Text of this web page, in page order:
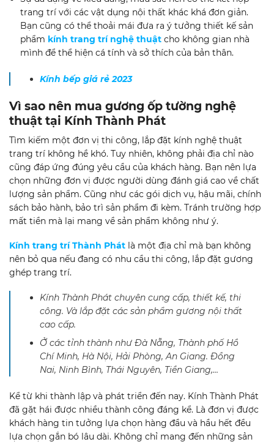
trang trí với các vật dụng nội thất khác khá đơn giản.
Bạn cũng có thể thoải mái đưa ra ý tưởng thiết kế sản
phẩm kính trang trí nghệ thuật cho không gian nhà
mình để thể hiện cá tính và sở thích của bản thân.
Kính bếp giá rẻ 2023
Vì sao nên mua gương ốp tường nghệ
thuật tại Kính Thành Phát
Tìm kiếm một đơn vị thi công, lắp đặt kính nghệ thuật
trang trí không hề khó. Tuy nhiên, không phải địa chỉ nào
cũng đáp ứng đúng yêu cầu của khách hàng. Bạn nên lựa
chọn những đơn vị được người dùng đánh giá cao về chất
lượng sản phẩm. Cũng như các gói dịch vụ, hậu mãi, chính
sách bảo hành, bảo trì sản phẩm đi kèm. Tránh trường hợp
mất tiền mà lại mang về sản phẩm không như ý.
Kính trang trí Thành Phát là một địa chỉ mà bạn không
nên bỏ qua nếu đang có nhu cầu thi công, lắp đặt gương
ghép trang trí.
Kính Thành Phát chuyên cung cấp, thiết kế, thi
công. Và lắp đặt các sản phẩm gương nội thất
cao cấp.
Ở các tỉnh thành như Đà Nẵng, Thành phố Hồ
Chí Minh, Hà Nội, Hải Phòng, An Giang. Đồng
Nai, Ninh Bình, Thái Nguyên, Tiền Giang,…
Kể từ khi thành lập và phát triển đến nay. Kính Thành Phát
đã gặt hái được nhiều thành công đáng kể. Là đơn vị được
khách hàng tin tưởng lựa chọn hàng đầu và hầu hết đều
lựa chọn gắn bó lâu dài. Không chỉ mang đến những sản